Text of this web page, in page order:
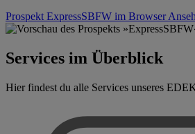
Prospekt ExpressSBFW im Browser
Services im Überblick
Hier findest du alle Services unseres